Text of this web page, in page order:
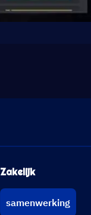
Zakelijk
samenwerking